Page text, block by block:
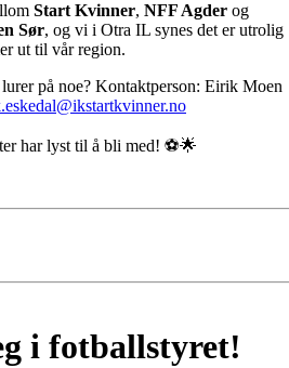
Start Kvinner, NFF Agder og
Sør, og vi i Otra IL synes det er utrolig
ut til vår region.
på noe? Kontaktperson: Eirik Moen
har lyst til å bli med! ⚽🌟
i fotballstyret!